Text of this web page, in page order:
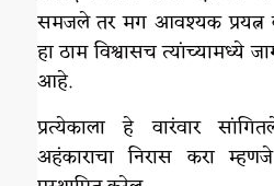
समजले तर मग आवश्यक प्रयत्न
हा ठाम विश्वासच त्यांच्यामध्ये
आहे.
प्रत्येकाला हे वारंवार
अहंकाराचा निरास करा